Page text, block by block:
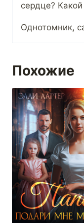
сердце?
Однотомник,
Похожие